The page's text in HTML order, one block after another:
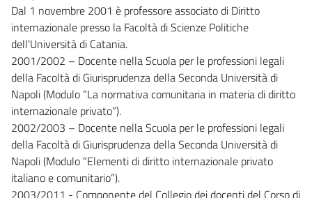
Dal 1 novembre 2001 è professore associato di Diritto
internazionale presso la Facoltà di Scienze Politiche
dell'Università di Catania.
2001/2002 – Docente nella Scuola per le professioni legali
della Facoltà di Giurisprudenza della Seconda Università di
Napoli (Modulo “La normativa comunitaria in materia di diritto
internazionale privato”).
2002/2003 – Docente nella Scuola per le professioni legali
della Facoltà di Giurisprudenza della Seconda Università di
Napoli (Modulo “Elementi di diritto internazionale privato
italiano e comunitario”).
2003/2011 - Componente del Collegio dei docenti del Corso di